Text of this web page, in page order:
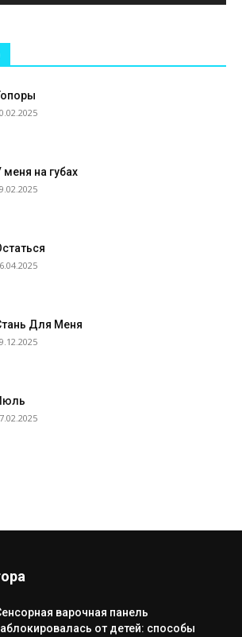
меня на губах
Для Меня
варочная панель
от детей: способы